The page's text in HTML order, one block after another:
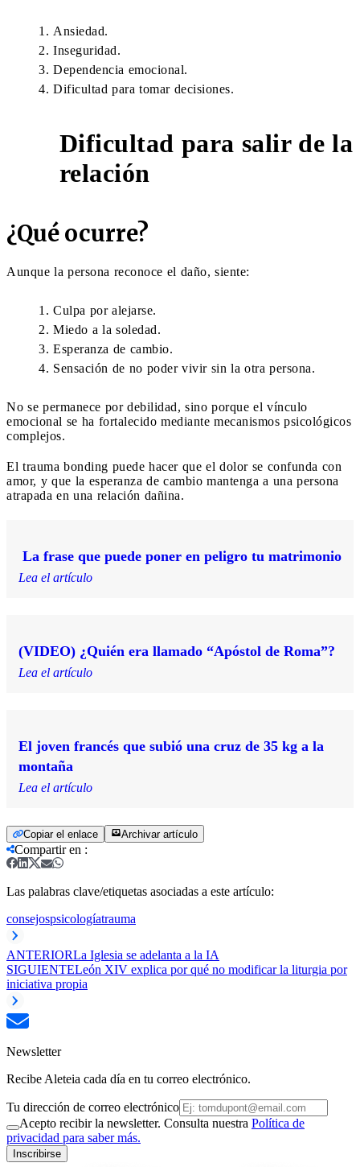
Ansiedad.
Inseguridad.
Dependencia emocional.
Dificultad para tomar decisiones.
Dificultad para salir de la
relación
¿Qué ocurre?
Aunque la persona reconoce el daño, siente:
Culpa por alejarse.
Miedo a la soledad.
Esperanza de cambio.
Sensación de no poder vivir sin la otra persona.
No se permanece por debilidad, sino porque el vínculo
emocional se ha fortalecido mediante mecanismos psicológicos
complejos.
El trauma bonding puede hacer que el dolor se confunda con
amor, y que la esperanza de cambio mantenga a una persona
atrapada en una relación dañina.
La frase que puede poner en peligro tu matrimonio
Lea el artículo
(VIDEO) ¿Quién era llamado “Apóstol de Roma”?
Lea el artículo
El joven francés que subió una cruz de 35 kg a la
montaña
Lea el artículo
Copiar el enlace Archivar artículo
Compartir en :
Las palabras clave/etiquetas asociadas a este artículo:
consejospsicologíatrauma
ANTERIORLa Iglesia se adelanta a la IA
SIGUIENTELeón XIV explica por qué no modificar la liturgia por
iniciativa propia
Newsletter
Recibe Aleteia cada día en tu correo electrónico.
Tu dirección de correo electrónico
Acepto recibir la newsletter. Consulta nuestra Política de
privacidad para saber más.
Inscribirse